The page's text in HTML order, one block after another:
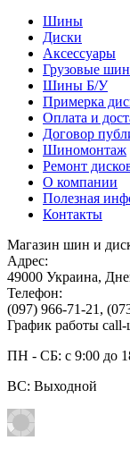
Шины
Диски
Аксессуары
Грузовые
Шины Б/У
Примерка
Оплата и
Договор
Шиномонтаж
Ремонт
О компании
Полезная
Контакты
Магазин шин и
Адрес:
49000 Украина,
Телефон:
(097) 966-71-21 ,
График работы call-
ПН - СБ: с 9:00 до
ВС: Выходной